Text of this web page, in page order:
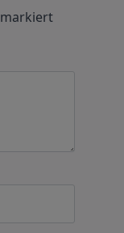
markiert